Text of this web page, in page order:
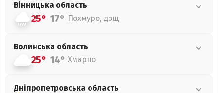
Вінницька область
25° 17° Похмуро, дощ
Волинська область
25° 14° Хмарно
Дніпропетровська область